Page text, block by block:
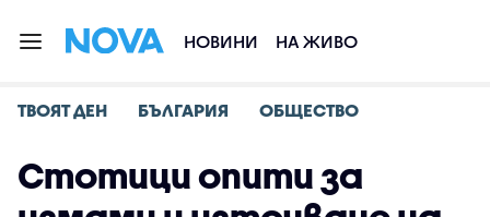
НОВИНИ НА ЖИВО
ТВОЯТ ДЕН БЪЛГАРИЯ ОБЩЕСТВО
Стотици опити за